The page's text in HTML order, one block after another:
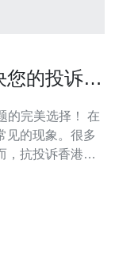
的投诉问
完美选择！ 在
见的现象。很多
，抗投诉香港